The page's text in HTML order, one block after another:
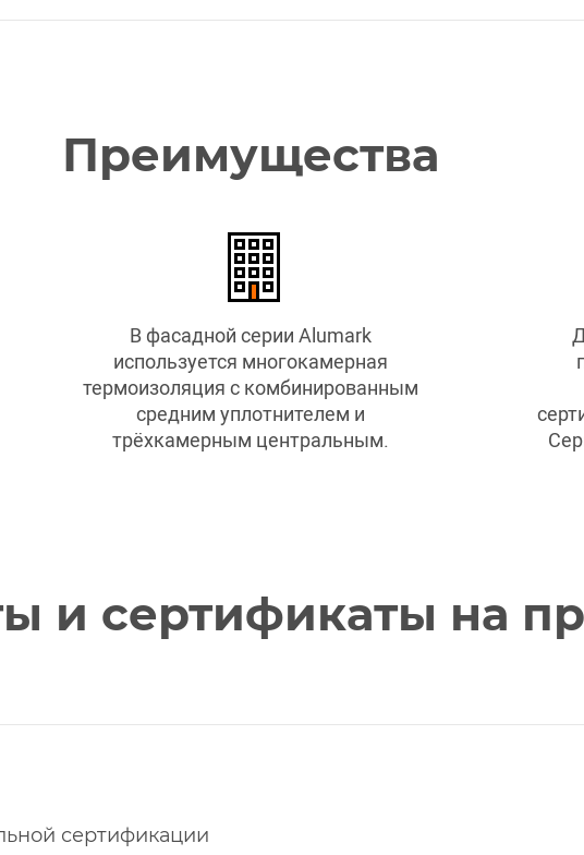
Преимущества
В фасадной серии Alumark
используется многокамерная
термоизоляция с комбинированным
средним уплотнителем и
трёхкамерным центральным.
и сертификаты на
сертификации